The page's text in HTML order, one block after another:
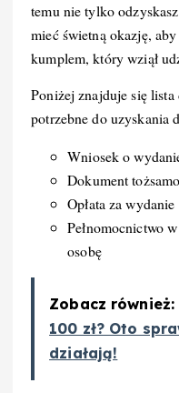
temu nie tylko
mieć świetną okazję,
kumplem, który wziął
Poniżej znajduje się
potrzebne do uzyskania
Wniosek o
Dokument
Opłata za
Pełnomocnictwo
osobę
Zobacz również:
100 zł? Oto
działają!